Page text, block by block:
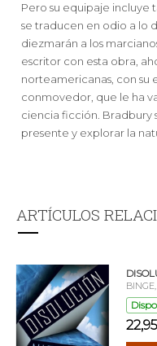
Pero su equipaje incluye
se traducen en odio a lo
diezmarán a los
escritor con esta obra,
norteamericanas, con su
conmovedor, que le ha
ciencia ficción. Bradbury
presente y explorar la
ARTÍCULOS